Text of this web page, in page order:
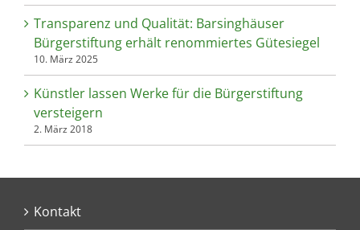
Transparenz und Qualität: Barsinghäuser
Bürgerstiftung erhält renommiertes Gütesiegel
10. März 2025
Künstler lassen Werke für die Bürgerstiftung
versteigern
2. März 2018
Kontakt